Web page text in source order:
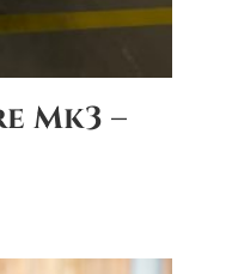
Mk3 –